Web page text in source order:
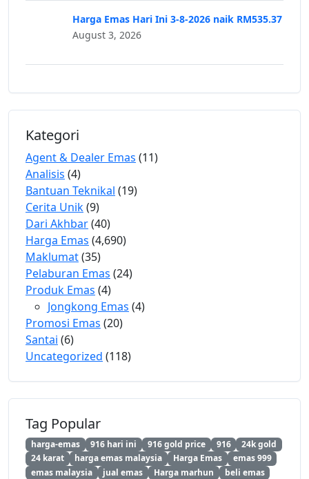
Harga Emas Hari Ini 3-8-2026 naik RM535.37
August 3, 2026
Kategori
Agent & Dealer Emas (11)
Analisis (4)
Bantuan Teknikal (19)
Cerita Unik(9)
Dari Akhbar(40)
Harga Emas (4,690)
Maklumat(35)
Pelaburan Emas (24)
Produk Emas (4)
Jongkong Emas (4)
Promosi Emas (20)
Santai (6)
Uncategorized (118)
Tag Popular
harga-emas 916 hari ini 916 gold price 916
24k gold
24 karat
harga emas malaysia Harga Emas
emas 999
emas malaysia
jual emas Harga marhun
beli emas